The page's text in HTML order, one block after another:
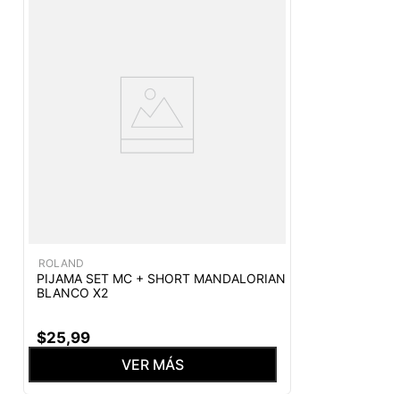
ROLAND
PIJAMA SET MC + SHORT MANDALORIAN
BLANCO X2
$25,99
VER MÁS